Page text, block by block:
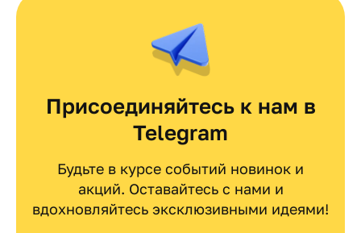
Присоединяйтесь к нам в
Telegram
Будьте в курсе событий новинок и
акций. Оставайтесь с нами и
вдохновляйтесь эксклюзивными идеями!